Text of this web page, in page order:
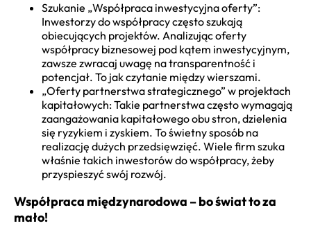
Szukanie „Współpraca inwestycyjna oferty”:
Inwestorzy do współpracy często szukają
obiecujących projektów. Analizując oferty
współpracy biznesowej pod kątem inwestycyjnym,
zawsze zwracaj uwagę na transparentność i
potencjał. To jak czytanie między wierszami.
„Oferty partnerstwa strategicznego” w projektach
kapitałowych: Takie partnerstwa często wymagają
zaangażowania kapitałowego obu stron, dzielenia
się ryzykiem i zyskiem. To świetny sposób na
realizację dużych przedsięwzięć. Wiele firm szuka
właśnie takich inwestorów do współpracy, żeby
przyspieszyć swój rozwój.
Współpraca międzynarodowa – bo świat to za
mało!